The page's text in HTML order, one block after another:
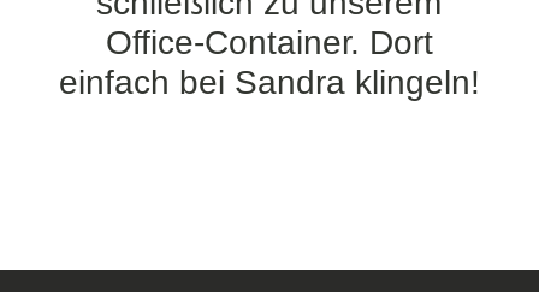
Office-Container. Dort
einfach bei Sandra klingeln!